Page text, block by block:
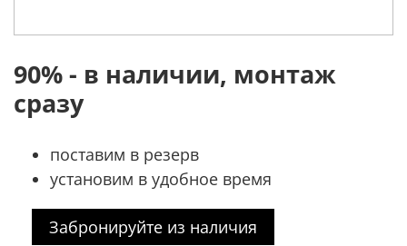
90% - в наличии, монтаж
сразу
поставим в резерв
установим в удобное время
Забронируйте из наличия